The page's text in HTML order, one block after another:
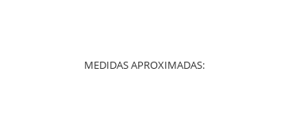
MEDIDAS APROXIMADAS: